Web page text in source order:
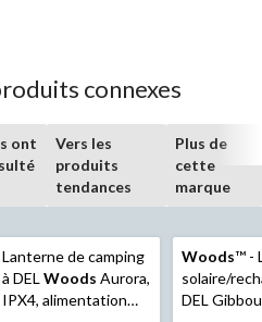
connexes
ont
Vers les
produits
tendances
Plus de
cette
marque
Lanterne de camping
à DEL Woods Aurora,
IPX4, alimentation
Woods™ -
solaire/
DEL